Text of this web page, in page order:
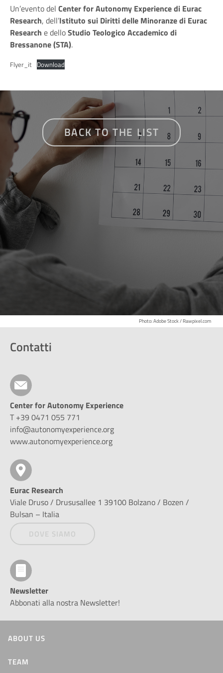
Un’evento del Center for Autonomy Experience di Eurac
Research, dell’Istituto sui Diritti delle Minoranze di Eurac
Research e delloStudio Teologico Accademico di
Bressanone (STA).
Flyer_it Download
BACK TO THE LIST
Photo: Adobe Stock / Rawpixel.com
Contatti
Center for Autonomy Experience
T +39 0471 055 771
info@autonomyexperience.org
www.autonomyexperience.org
Eurac Research
Viale Druso / Drususallee 1 39100 Bolzano / Bozen /
Bulsan – Italia
DOVE SIAMO
Newsletter
Abbonati alla nostra Newsletter!
ABOUT US
TEAM